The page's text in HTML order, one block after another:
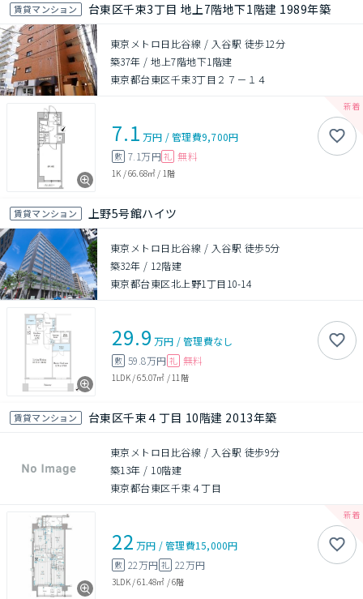
賃貸マンション 台東区千束3丁目 地上7階地下1階建 1989年築
東京メトロ日比谷線 / 入谷駅 徒歩12分
築37年 /地上7階地下1階建
東京都台東区千束3丁目２７－１４
7.1 万円 /管理費9,700円
敷 7.1万円 礼 無料
1K /66.68㎡ / 1階
賃貸マンション 上野5号館ハイツ
東京メトロ日比谷線 / 入谷駅 徒歩5分
築32年 / 12階建
東京都台東区北上野1丁目10-14
29.9 万円 /管理費なし
敷 59.8万円 礼 無料
1LDK/65.07㎡ / 11階
賃貸マンション 台東区千束４丁目 10階建 2013年築
東京メトロ日比谷線 / 入谷駅 徒歩9分
築13年 / 10階建
東京都台東区千束４丁目
22 万円 /管理費15,000円
敷 22万円 礼 22万円
3LDK/61.48㎡ /6階